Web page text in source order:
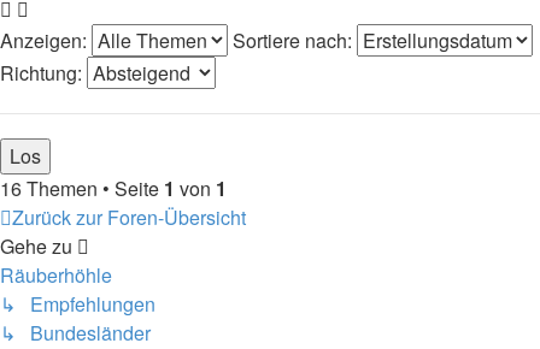
Anzeigen:
Sortiere nach:
Richtung:
16 Themen • Seite 1 von 1
Zurück zur Foren-Übersicht
Gehe zu
Räuberhöhle
↳ Empfehlungen
↳ Bundesländer